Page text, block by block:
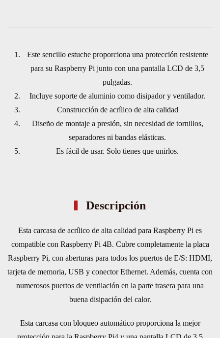
+
VENTILADOR
SOPORTE
ALUMINIO
cantidad
Este sencillo estuche proporciona una protección resistente
para su Raspberry Pi junto con una pantalla LCD de 3,5
pulgadas.
Incluye soporte de aluminio como disipador y ventilador.
Construcción de acrílico de alta calidad
Diseño de montaje a presión, sin necesidad de tornillos,
separadores ni bandas elásticas.
Es fácil de usar. Solo tienes que unirlos.
Descripción
Esta carcasa de acrílico de alta calidad para Raspberry Pi es
compatible con Raspberry Pi 4B. Cubre completamente la placa
Raspberry Pi, con aberturas para todos los puertos de E/S: HDMI,
tarjeta de memoria, USB y conector Ethernet. Además, cuenta con
numerosos puertos de ventilación en la parte trasera para una
buena disipación del calor.
Esta carcasa con bloqueo automático proporciona la mejor